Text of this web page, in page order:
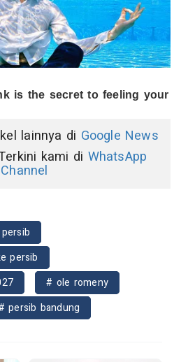
lainnya di Google News
kami di WhatsApp
Channel
persib
# ole romeny
persib bandung